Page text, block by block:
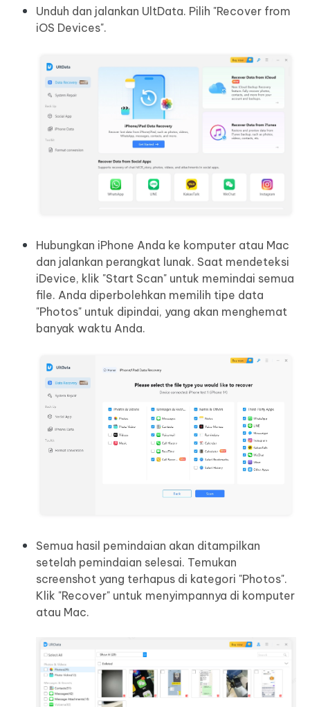
Unduh dan jalankan UltData. Pilih "Recover from
iOS Devices".
Hubungkan iPhone Anda ke komputer atau Mac
dan jalankan perangkat lunak. Saat mendeteksi
iDevice, klik "Start Scan" untuk memindai semua
file. Anda diperbolehkan memilih tipe data
"Photos" untuk dipindai, yang akan menghemat
banyak waktu Anda.
Semua hasil pemindaian akan ditampilkan
setelah pemindaian selesai. Temukan
screenshot yang terhapus di kategori "Photos".
Klik "Recover" untuk menyimpannya di komputer
atau Mac.